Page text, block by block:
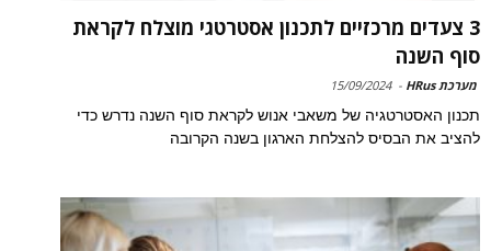
3 צעדים מרכזיים לתכנון אסטרטגי מוצלח לקראת
סוף השנה
מערכת HRus -
15/09/2024
תכנון האסטרטגיה של משאבי אנוש לקראת סוף השנה נדרש כדי
להציב את הבסיס להצלחת הארגון בשנה הקרובה